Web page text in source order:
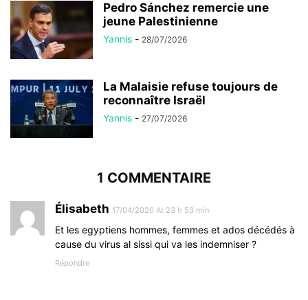
Pedro Sánchez remercie une
jeune Palestinienne
Yannis - 28/07/2026
La Malaisie refuse toujours de
reconnaître Israël
Yannis - 27/07/2026
1 COMMENTAIRE
Élisabeth 17/04/2020 At 23 h 53 min
Et les egyptiens hommes, femmes et ados décédés à
cause du virus al sissi qui va les indemniser ?
Répondre